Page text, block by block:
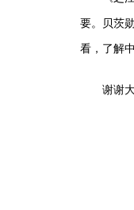
要。贝茨
看，了解
谢谢大